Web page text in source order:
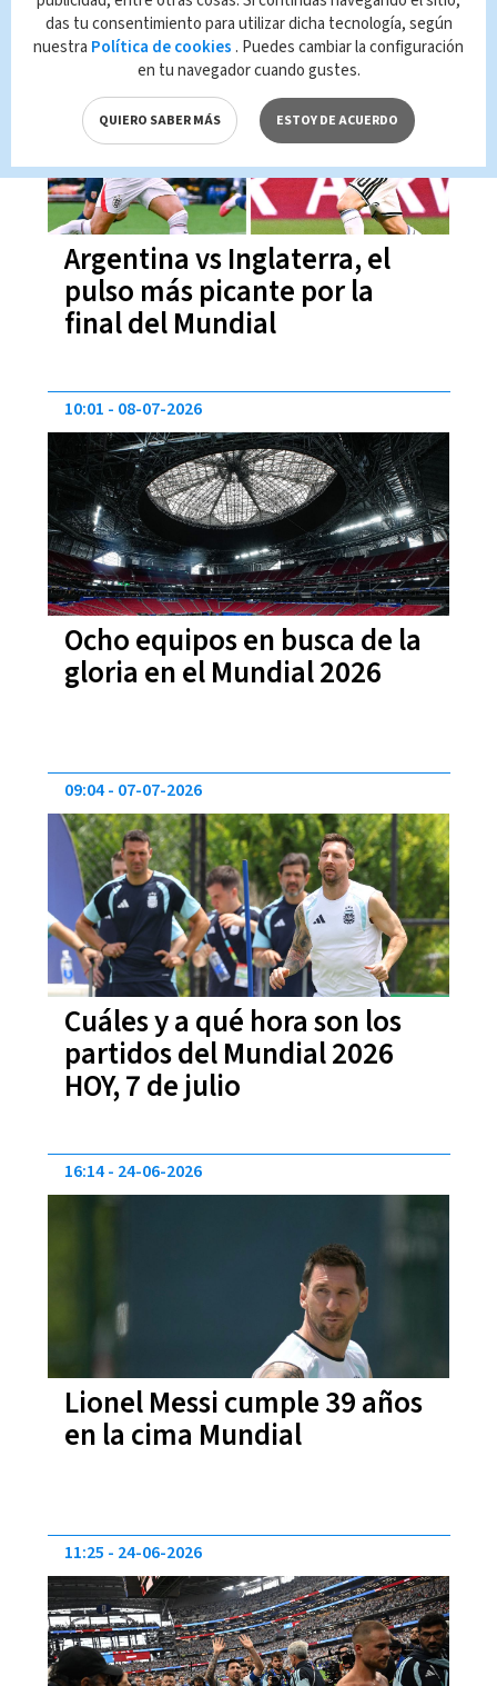
Argentina vs Inglaterra, el
pulso más picante por la
final del Mundial
12:21 14-07-2026
Ocho equipos en busca de la
gloria en el Mundial 2026
10:01 08-07-2026
Cuáles y a qué hora son los
partidos del Mundial 2026
HOY, 7 de julio
09:04 07-07-2026
Lionel Messi cumple 39 años
en la cima Mundial
16:14 24-06-2026
11:25 24-06-2026
das tu consentimiento para utilizar dicha tecnología, según
nuestra Política de cookies . Puedes cambiar la configuración
en tu navegador cuando gustes.
QUIERO SABER MÁS ESTOY DE ACUERDO